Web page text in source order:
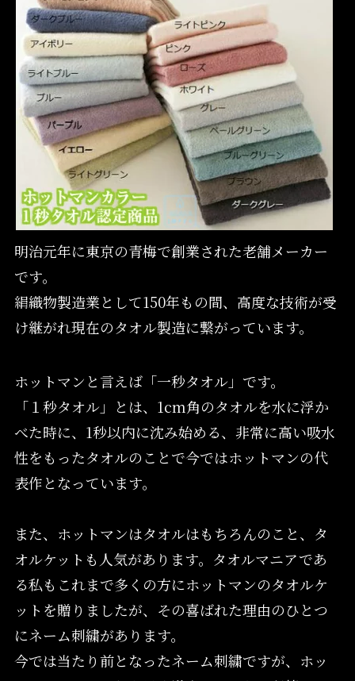
明治元年に東京の青梅で創業された老舗メーカー
です。
絹織物製造業として150年もの間、高度な技術が受
け継がれ現在のタオル製造に繋がっています。
ホットマンと言えば「一秒タオル」です。
「１秒タオル」とは、1cm角のタオルを水に浮か
べた時に、1秒以内に沈み始める、非常に高い吸水
性をもったタオルのことで今ではホットマンの代
表作となっています。
また、ホットマンはタオルはもちろんのこと、タ
オルケットも人気があります。タオルマニアであ
る私もこれまで多くの方にホットマンのタオルケ
ットを贈りましたが、その喜ばれた理由のひとつ
にネーム刺繍があります。
今では当たり前となったネーム刺繍ですが、ホッ